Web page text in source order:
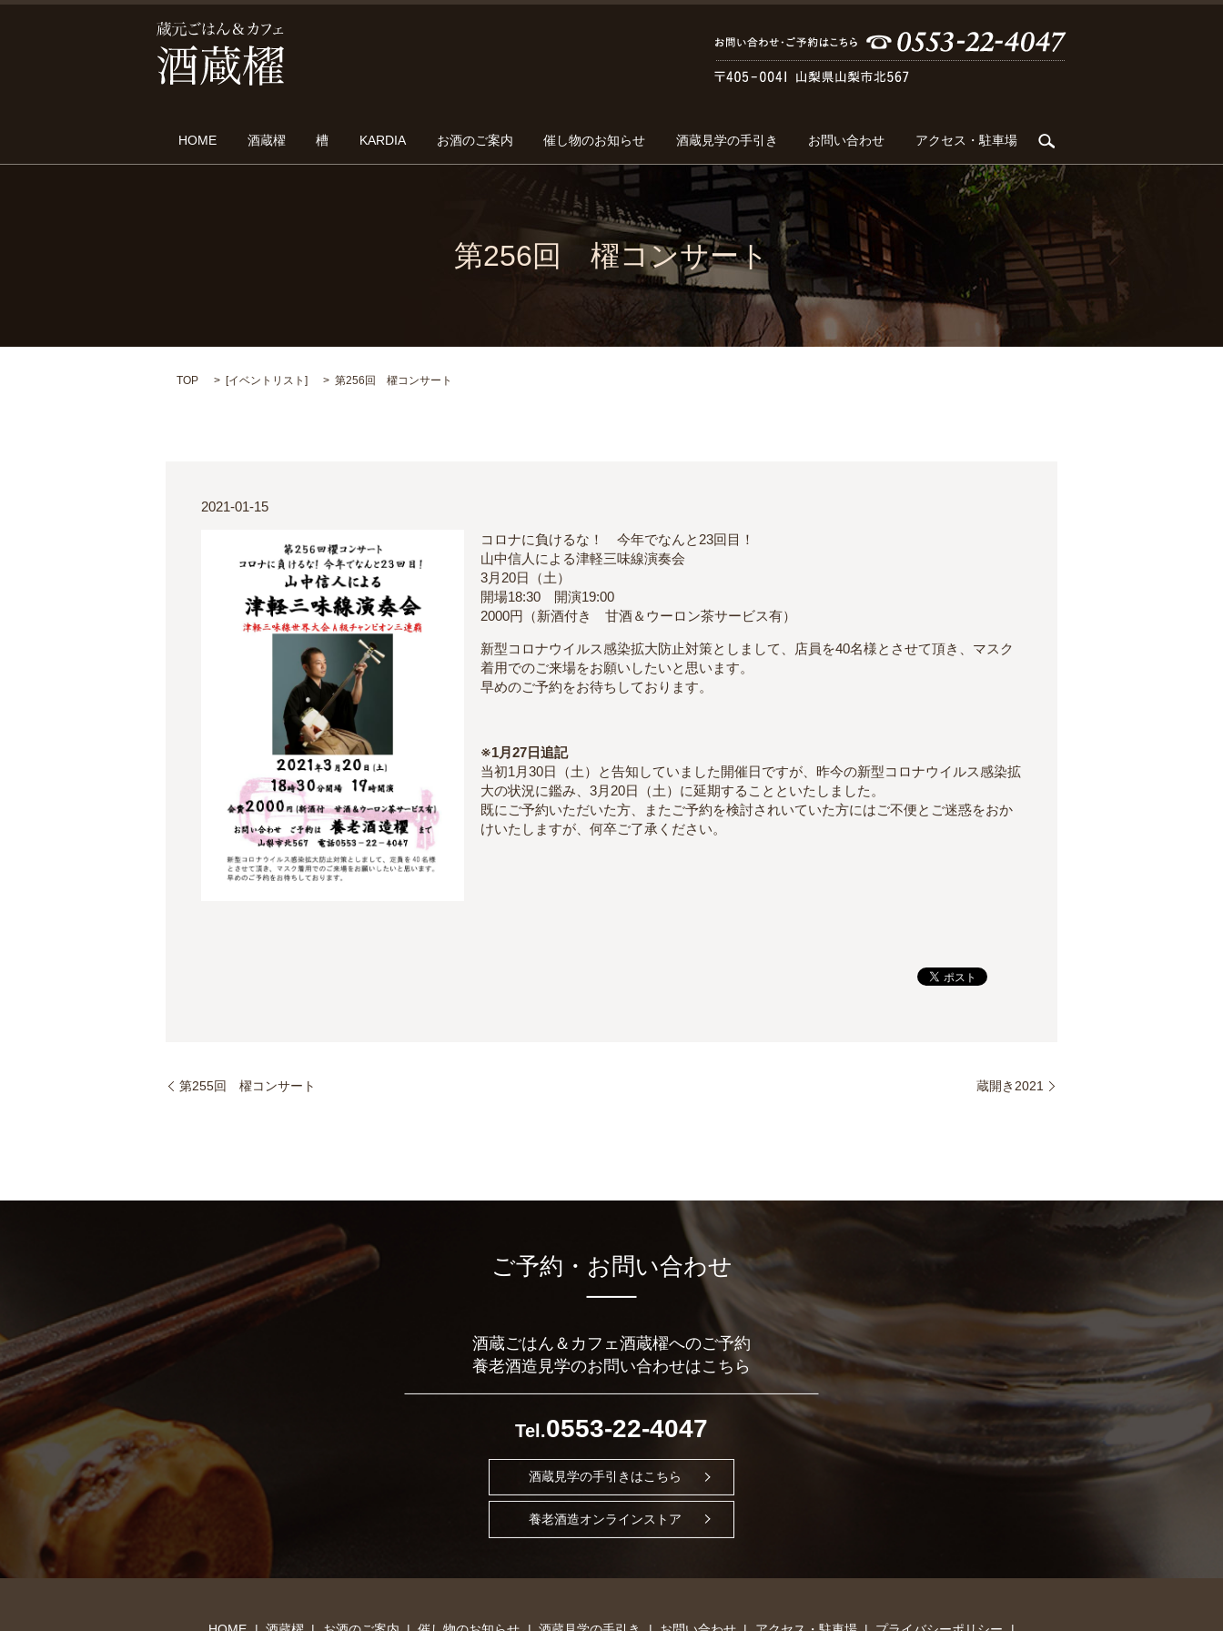
HOME 酒蔵櫂 槽 KARDIA お酒のご案内 催し物のお知らせ 酒蔵見学の手引き お問い合わせ アクセス・駐車場
第256回 櫂コンサート
TOP [イベントリスト ] 第256回 櫂コンサート
2021-01-15
コロナに負けるな！ 今年でなんと23回目！
山中信人による津軽三味線演奏会
3月20日（土）
開場18:30 開演19:00
2000円（新酒付き 甘酒＆ウーロン茶サービス有）
新型コロナウイルス感染拡大防止対策としまして、店員を40名様とさせて頂き、マスク
着用でのご来場をお願いしたいと思います。
早めのご予約をお待ちしております。
※1月27日追記
当初1月30日（土）と告知していました開催日ですが、昨今の新型コロナウイルス感染拡
大の状況に鑑み、3月20日（土）に延期することといたしました。
既にご予約いただいた方、またご予約を検討されいていた方にはご不便とご迷惑をおか
けいたしますが、何卒ご了承ください。
第255回 櫂コンサート 蔵開き2021
ご予約・お問い合わせ
酒蔵ごはん＆カフェ酒蔵櫂へのご予約
養老酒造見学のお問い合わせはこちら
Tel.0553-22-4047
酒蔵見学の手引きはこちら
養老酒造オンラインストア